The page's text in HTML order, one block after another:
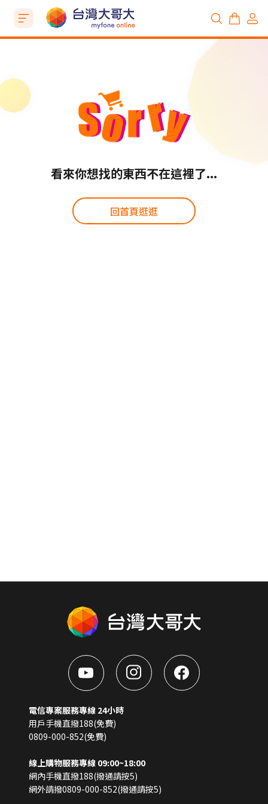
看來你想找的東西不在這裡了...
回首頁逛逛
電信專案服務專線 24小時
用戶手機直撥188(免費)
0809-000-852(免費)
線上購物服務專線 09:00~18:00
網內手機直撥188(撥通請按5)
網外請撥0809-000-852(撥通請按5)